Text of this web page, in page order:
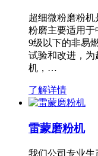
超细微粉磨粉
粉磨主要适用于
9级以下的非易
试验和改进，
机，…
了解详情
雷蒙磨粉机
我们公司专业生